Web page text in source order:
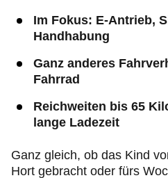
Im Fokus: E-Antrieb,
Handhabung
Ganz anderes
Fahrrad
Reichweiten bis 65
lange Ladezeit
Ganz gleich, ob das Kind
Hort gebracht oder fürs